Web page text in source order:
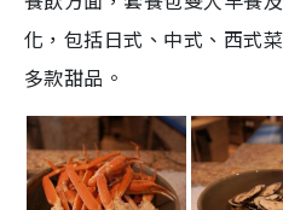
化，包括日式、中式、西式
多款甜品。